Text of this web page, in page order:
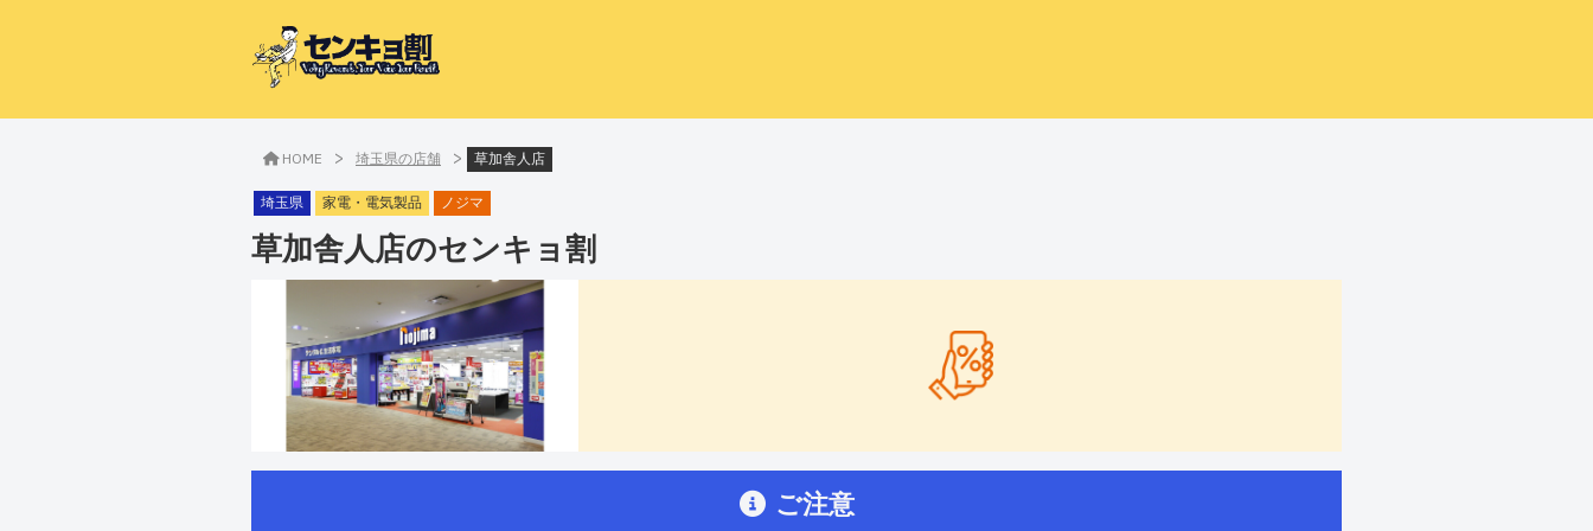
HOME > 埼玉県の店舗 > 草加舎人店
埼玉県 家電・電気製品 ノジマ
草加舎人店のセンキョ割
ご注意